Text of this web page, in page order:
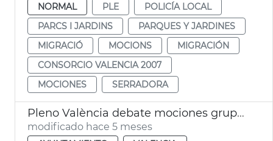
NORMAL
PLE
POLICÍA LOCAL
PARCS I JARDINS
PARQUES Y JARDINES
MIGRACIÓ
MOCIONS
MIGRACIÓN
CONSORCIO VALENCIA 2007
MOCIONES
SERRADORA
Pleno València debate mociones grupos municipales
modificado hace 5 meses